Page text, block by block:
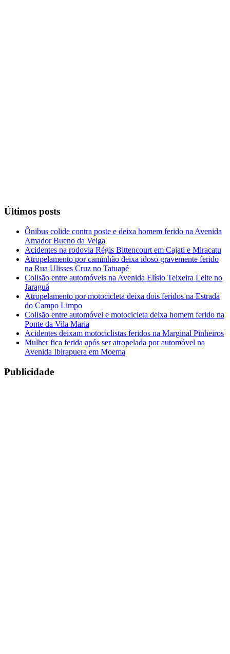
Últimos posts
Ônibus colide contra poste e deixa homem ferido na Avenida
Amador Bueno da Veiga
Acidentes na rodovia Régis Bittencourt em Cajati e Miracatu
Atropelamento por caminhão deixa idoso gravemente ferido
na Rua Ulisses Cruz no Tatuapé
Colisão entre automóveis na Avenida Elísio Teixeira Leite no
Jaraguá
Atropelamento por motocicleta deixa dois feridos na Estrada
do Campo Limpo
Colisão entre automóvel e motocicleta deixa homem ferido na
Ponte da Vila Maria
Acidentes deixam motociclistas feridos na Marginal Pinheiros
Mulher fica ferida após ser atropelada por automóvel na
Avenida Ibirapuera em Moema
Publicidade